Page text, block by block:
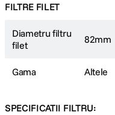
FILTRE FILET
Diametru filtru
filet
82mm
Gama Altele
SPECIFICATII FILTRU: